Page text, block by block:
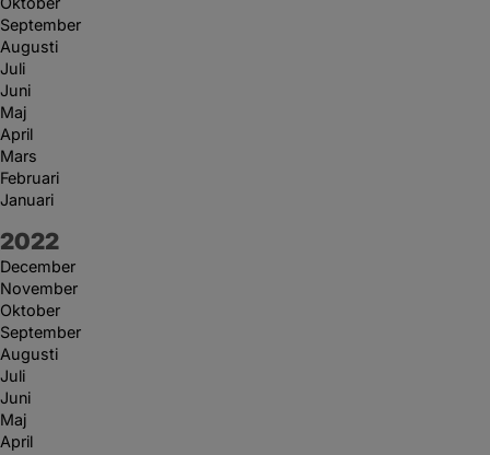
September
Augusti
Juli
Juni
Maj
April
Mars
Februari
Januari
År:
2022
December
November
Oktober
September
Augusti
Juli
Juni
Maj
April